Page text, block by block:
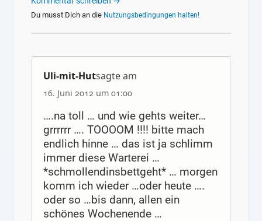
Du musst Dich an die Nutzungsbedingungen halten!
Uli-mit-Hutsagte am
16. Juni 2012 um 01:00
….na toll … und wie gehts weiter…
grrrrrr …. TOOOOM !!!! bitte mach
endlich hinne … das ist ja schlimm
immer diese Warterei …
*schmollendinsbettgeht* … morgen
komm ich wieder …oder heute ….
oder so …bis dann, allen ein
schönes Wochenende …